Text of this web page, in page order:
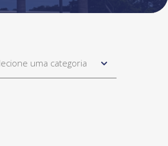
uma categoria